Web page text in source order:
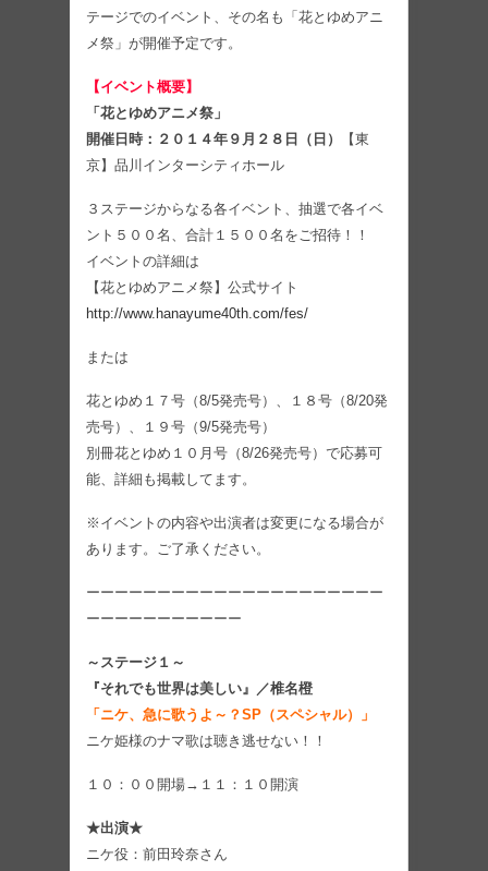
テージでのイベント、その名も「花とゆめアニ
メ祭」が開催予定です。
【イベント概要】
「花とゆめアニメ祭」
開催日時：２０１４年９月２８日（日）
【東
京】品川インターシティホール
３ステージからなる各イベント、抽選で各イベ
ント５００名、合計１５００名をご招待！！
イベントの詳細は
【花とゆめアニメ祭】公式サイト
http://www.hanayume40th.com/fes/
または
花とゆめ１７号（8/5発売号）、１８号（8/20発
売号）、１９号（9/5発売号）
別冊花とゆめ１０月号（8/26発売号）で応募可
能、詳細も掲載してます。
※イベントの内容や出演者は変更になる場合が
あります。ご了承ください。
ーーーーーーーーーーーーーーーーーーーーー
ーーーーーーーーーーー
～ステージ１～
『それでも世界は美しい』／椎名橙
「ニケ、急に歌うよ～？SP（スペシャル）」
ニケ姫様のナマ歌は聴き逃せない！！
１０：００開場→１１：１０開演
★出演★
ニケ役：前田玲奈さん